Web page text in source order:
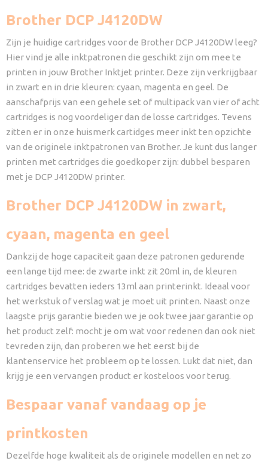
Brother DCP J4120DW
Zijn je huidige cartridges voor de Brother DCP J4120DW leeg?
Hier vind je alle inktpatronen die geschikt zijn om mee te
printen in jouw Brother Inktjet printer. Deze zijn verkrijgbaar
in zwart en in drie kleuren: cyaan, magenta en geel. De
aanschafprijs van een gehele set of multipack van vier of acht
cartridges is nog voordeliger dan de losse cartridges. Tevens
zitten er in onze huismerk cartidges meer inkt ten opzichte
van de originele inktpatronen van Brother. Je kunt dus langer
printen met cartridges die goedkoper zijn: dubbel besparen
met je DCP J4120DW printer.
Brother DCP J4120DW in zwart,
cyaan, magenta en geel
Dankzij de hoge capaciteit gaan deze patronen gedurende
een lange tijd mee: de zwarte inkt zit 20ml in, de kleuren
cartridges bevatten ieders 13ml aan printerinkt. Ideaal voor
het werkstuk of verslag wat je moet uit printen. Naast onze
laagste prijs garantie bieden we je ook twee jaar garantie op
het product zelf: mocht je om wat voor redenen dan ook niet
tevreden zijn, dan proberen we het eerst bij de
klantenservice het probleem op te lossen. Lukt dat niet, dan
krijg je een vervangen product er kosteloos voor terug.
Bespaar vanaf vandaag op je
printkosten
Dezelfde hoge kwaliteit als de originele modellen en net zo